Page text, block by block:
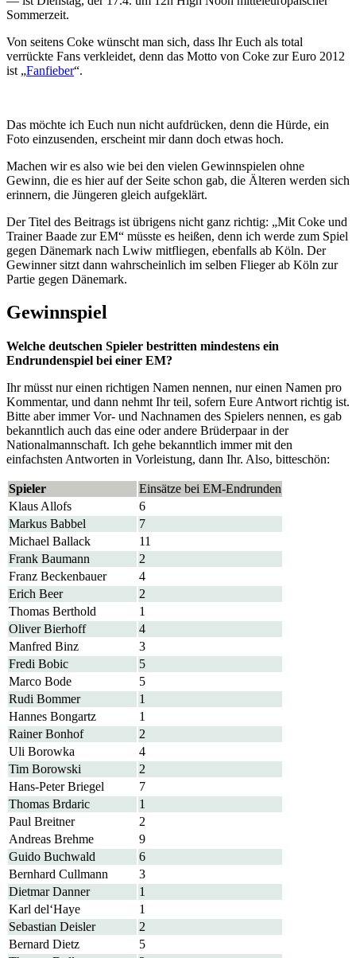
Sommerzeit.
Von seitens Coke wünscht man sich, dass Ihr Euch als total
verrückte Fans verkleidet, denn das Motto von Coke zur Euro 2012
ist „Fanfieber“.
Das möchte ich Euch nun nicht aufdrücken, denn die Hürde, ein
Foto einzusenden, erscheint mir dann doch etwas hoch.
Machen wir es also wie bei den vielen Gewinnspielen ohne
Gewinn, die es hier auf der Seite schon gab, die Älteren werden sich
erinnern, die Jüngeren gleich aufgeklärt.
Der Titel des Beitrags ist übrigens nicht ganz richtig: „Mit Coke und
Trainer Baade zur EM“ müsste es heißen, denn ich werde zum Spiel
gegen Dänemark nach Lwiw mitfliegen, ebenfalls ab Köln. Der
Gewinner sitzt dann wahrscheinlich im selben Flieger ab Köln zur
Partie gegen Dänemark.
Gewinnspiel
Welche deutschen Spieler bestritten mindestens ein
Endrundenspiel bei einer EM?
Ihr müsst nur einen richtigen Namen nennen, nur einen Namen pro
Kommentar, und dann nehmt Ihr teil, sofern Eure Antwort richtig ist.
Bitte aber immer Vor- und Nachnamen des Spielers nennen, es gab
bekanntlich auch das eine oder andere Brüderpaar in der
Nationalmannschaft. Ich gehe bekanntlich immer mit den
einfachsten Antworten in Vorleistung, dann Ihr. Also, bitteschön:
Spieler
Einsätze bei EM-Endrunden
Klaus Allofs
6
Markus Babbel
7
Michael Ballack
11
Frank Baumann
2
Franz Beckenbauer
4
Erich Beer
2
Thomas Berthold
1
Oliver Bierhoff
4
Manfred Binz
3
Fredi Bobic
5
Marco Bode
5
Rudi Bommer
1
Hannes Bongartz
1
Rainer Bonhof
2
Uli Borowka
4
Tim Borowski
2
Hans-Peter Briegel
7
Thomas Brdaric
1
Paul Breitner
2
Andreas Brehme
9
Guido Buchwald
6
Bernhard Cullmann
3
Dietmar Danner
1
Karl del‘Haye
1
Sebastian Deisler
2
Bernard Dietz
5